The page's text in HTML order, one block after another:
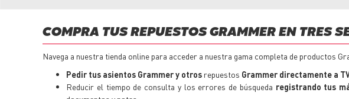
COMPRA TUS REPUESTOS GRAMMER EN TRES
Navega a nuestra tienda online para acceder a nuestra gama completa de productos
Pedir tus asientos Grammer y otros repuestos Grammer directamente a
Reducir el tiempo de consulta y los errores de búsqueda registrando tus